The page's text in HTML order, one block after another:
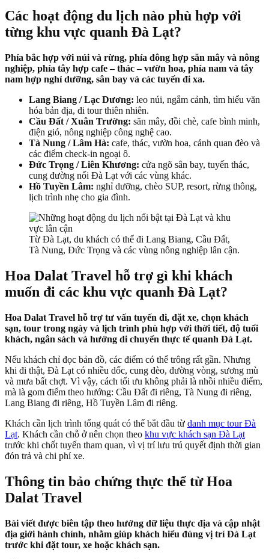
Các hoạt động du lịch nào phù hợp với
từng khu vực quanh Đà Lạt?
Phía bắc hợp với núi và rừng, phía đông hợp săn mây và nông
nghiệp, phía tây hợp cafe – thác – vườn hoa, phía nam và tây
nam hợp nghỉ dưỡng, sân bay và các tuyến đi xa.
Lang Biang / Lạc Dương: leo núi, ngắm cảnh, tìm hiểu văn
hóa bản địa, đi tour thiên nhiên.
Cầu Đất / Xuân Trường: săn mây, đồi chè, cafe bình minh,
điện gió, nông nghiệp công nghệ cao.
Tà Nung / Lâm Hà: cafe, thác, vườn hoa, cảnh quan đèo và
các điểm check-in ngoại ô.
Đức Trọng / Liên Khương: cửa ngõ sân bay, tuyến thác,
cung đường nối Đà Lạt với các vùng khác.
Hồ Tuyền Lâm: nghỉ dưỡng, chèo SUP, resort, rừng thông,
lịch trình nhẹ cho gia đình.
Từ Đà Lạt, du khách có thể đi Lang Biang, Cầu Đất,
Tà Nung, Đức Trọng và các vùng nông nghiệp lân cận.
Hoa Dalat Travel hỗ trợ gì khi khách
muốn đi các khu vực quanh Đà Lạt?
Hoa Dalat Travel hỗ trợ tư vấn tuyến đi, đặt xe, chọn khách
sạn, tour trong ngày và lịch trình phù hợp với thời tiết, độ tuổi
khách, ngân sách và hướng di chuyển thực tế quanh Đà Lạt.
Nếu khách chỉ đọc bản đồ, các điểm có thể trông rất gần. Nhưng
khi đi thật, Đà Lạt có nhiều dốc, cung đèo, đường vòng, sương mù
và mưa bất chợt. Vì vậy, cách tối ưu không phải là nhồi nhiều điểm,
mà là gom điểm theo hướng: Cầu Đất đi riêng, Tà Nung đi riêng,
Lang Biang đi riêng, Hồ Tuyền Lâm đi riêng.
Khách cần lịch trình tổng quát có thể bắt đầu từ danh mục tour Đà
Lạt. Khách cần chỗ ở nên chọn theo khu vực khách sạn Đà Lạt
trước khi chốt tuyến tham quan, vì vị trí lưu trú quyết định thời gian
đón trả và chi phí xe.
Thông tin bảo chứng thực thể từ Hoa
Dalat Travel
Bài viết được biên tập theo hướng dữ liệu thực địa và cập nhật
địa giới hành chính, nhằm giúp khách hiểu đúng vị trí Đà Lạt
trước khi đặt tour, xe hoặc khách sạn.